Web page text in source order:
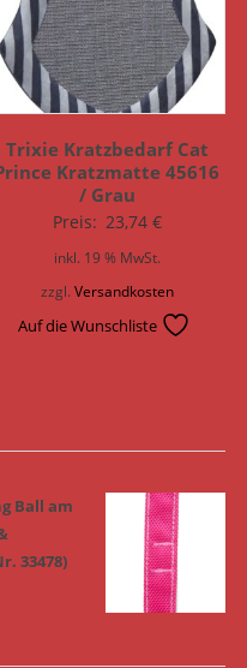
Trixie Kratzbedarf Cat
Kratzmatte 45616
/ Grau
Preis: 23,74 €
inkl. 19 % MwSt.
zzgl. Versandkosten
Auf die Wunschliste
Ball am
33478)